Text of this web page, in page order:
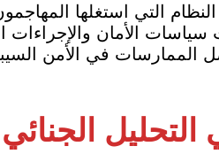
التي استغلها
الأمان والإجراءات
في الأمن
التحليل